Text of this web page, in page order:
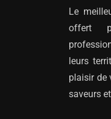
Le
offert
leurs
plaisir de
saveurs